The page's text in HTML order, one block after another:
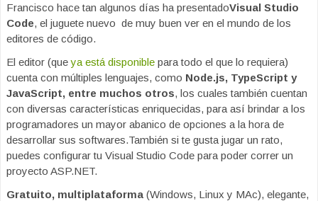
Francisco hace tan algunos días ha presentadoVisual Studio
Code, el juguete nuevo de muy buen ver en el mundo de los
editores de código.
El editor (queya está disponible para todo el que lo requiera)
cuenta con múltiples lenguajes, como Node.js, TypeScript y
JavaScript, entre muchos otros, los cuales también cuentan
con diversas características enriquecidas, para así brindar a los
programadores un mayor abanico de opciones a la hora de
desarrollar sus softwares.También si te gusta jugar un rato,
puedes configurar tu Visual Studio Code para poder correr un
proyecto ASP.NET.
Gratuito, multiplataforma (Windows, Linux y MAc), elegante,